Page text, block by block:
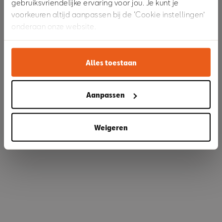
gebruiksvriendelijke ervaring voor jou. Je kunt je
voorkeuren altijd aanpassen bij de ‘Cookie instellingen’
onderaan onze website.
Alles toestaan
Aanpassen
Weigeren